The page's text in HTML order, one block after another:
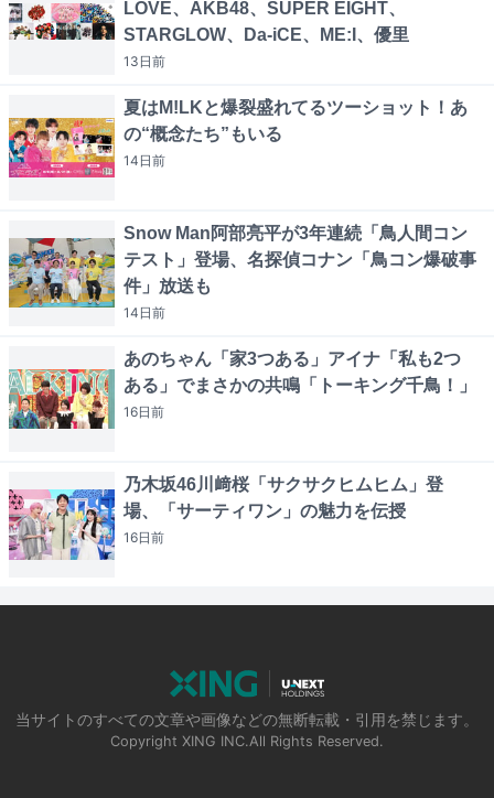
LOVE、AKB48、SUPER EIGHT、
STARGLOW、Da-iCE、ME:I、優里
13日前
夏はM!LKと爆裂盛れてるツーショット！あ
の“概念たち”もいる
14日前
Snow Man阿部亮平が3年連続「鳥人間コン
テスト」登場、名探偵コナン「鳥コン爆破事
件」放送も
14日前
あのちゃん「家3つある」アイナ「私も2つ
ある」でまさかの共鳴「トーキング千鳥！」
16日前
乃木坂46川﨑桜「サクサクヒムヒム」登
場、「サーティワン」の魅力を伝授
16日前
当サイトのすべての文章や画像などの無断転載・引用を禁じます。
Copyright XING INC.All Rights Reserved.